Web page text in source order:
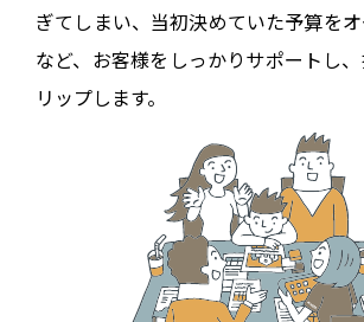
ぎてしまい、 当初決めていた予算を
など、お客様をしっかりサポートし、
リップします。